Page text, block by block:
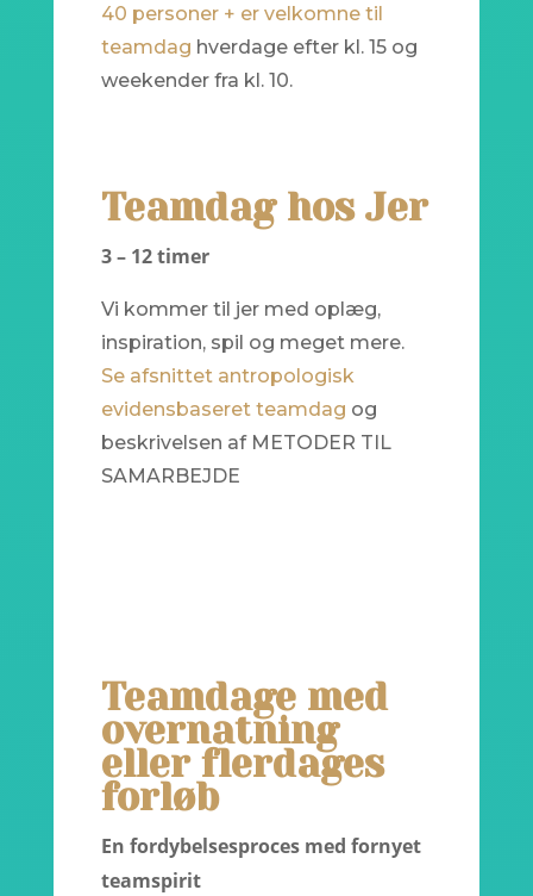
40 personer + er velkomne til
teamdag hverdage efter kl. 15 og
weekender fra kl. 10.
Teamdag hos Jer
3 – 12 timer
Vi kommer til jer med oplæg,
inspiration, spil og meget mere.
Se afsnittet antropologisk
evidensbaseret teamdag og
beskrivelsen af METODER TIL
SAMARBEJDE
Teamdage med
overnatning
eller flerdages
forløb
En fordybelsesproces med fornyet
teamspirit